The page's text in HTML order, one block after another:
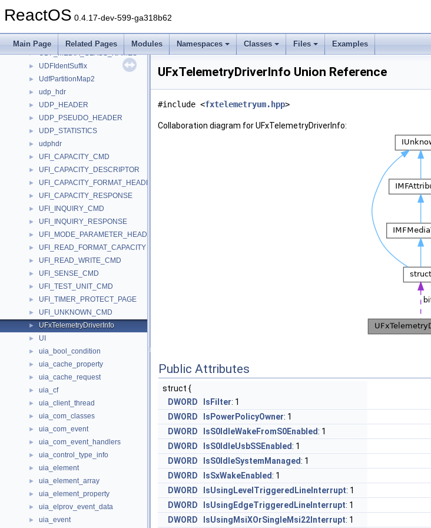
ReactOS 0.4.17-dev-599-ga318b62
Main Page Related Pages Modules Namespaces Classes Files Examples
► UART_FLOW_CONTROL_DEVICE_PATH
►
► UDF_MEDIA_CLASS_NAMES
► UDFIdentSuffix
► UdfPartitionMap2
► udp_hdr
► UDP_HEADER
► UDP_PSEUDO_HEADER
► UDP_STATISTICS
► udphdr
► UFI_CAPACITY_CMD
► UFI_CAPACITY_DESCRIPTOR
► UFI_CAPACITY_FORMAT_HEADER
► UFI_CAPACITY_RESPONSE
► UFI_INQUIRY_CMD
► UFI_INQUIRY_RESPONSE
► UFI_MODE_PARAMETER_HEADER
► UFI_READ_FORMAT_CAPACITY
► UFI_READ_WRITE_CMD
► UFI_SENSE_CMD
► UFI_TEST_UNIT_CMD
► UFI_TIMER_PROTECT_PAGE
► UFI_UNKNOWN_CMD
► UFxTelemetryDriverInfo
► UI
► uia_bool_condition
► uia_cache_property
► uia_cache_request
► uia_cf
► uia_client_thread
► uia_com_classes
► uia_com_event
► uia_com_event_handlers
► uia_control_type_info
► uia_element
► uia_element_array
► uia_element_property
► uia_elprov_event_data
► uia_event
UFxTelemetryDriverInfo Union Reference
#include <fxtelemetryum.hpp>
Collaboration diagram for UFxTelemetryDriverInfo:
Public Attributes
struct {
DWORD
IsFilter: 1
DWORD
IsPowerPolicyOwner: 1
DWORD
IsS0IdleWakeFromS0Enabled: 1
DWORD
IsS0IdleUsbSSEnabled: 1
DWORD
IsS0IdleSystemManaged: 1
DWORD
IsSxWakeEnabled: 1
DWORD
IsUsingLevelTriggeredLineInterrupt: 1
DWORD
IsUsingEdgeTriggeredLineInterrupt: 1
DWORD
IsUsingMsiXOrSingleMsi22Interrupt: 1